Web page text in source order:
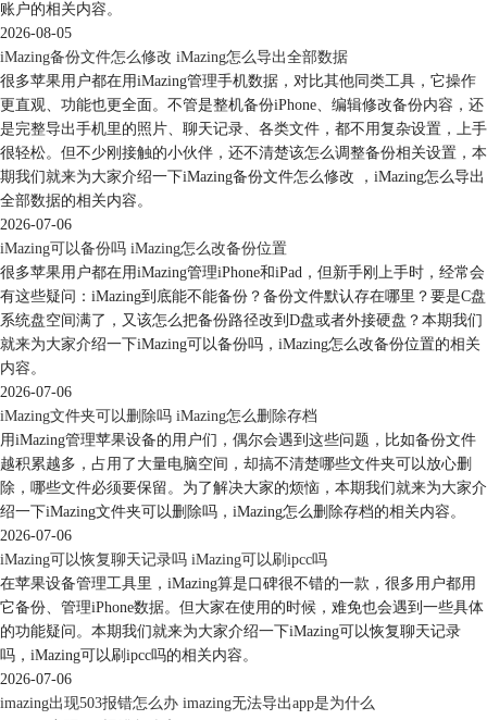
出来」。
1.导入资料到iOS设备
「传进去」顾名思义，就是将电脑上的数据传递到手机里，虽然
iCloud 或第三方云盘也能实现，但基于速度的考量，小编还是更倾向于直
接通过数据线或Wi-Fi进行一对一导入。
举个例子，当大家想要将电脑上的某个PDF文件导入到iOS上的 PDF
Expert 应用中打开，如果是 iTunes，需要进入应用页面，找到 PDF
Expert，再通过下方的添加按钮从电脑中定位到该PDF文件选择确认。
而在 iMazing 上，大家可以以文件夹的形式打开每个应用，然后通过拖拽
或是复制粘贴直接添加文件到对应应用中即可。至于音乐和视频文件，同
样可以直接拖拽添加。当然因为权限限制，我们并不能通过iMazing看到
每个应用里的所有数据，但这显然不影响我们使用iMazing查看某些内
容。
2.将iOS设备中的数据保存到电脑上
账户的相关内容。
2026-08-05
iMazing备份文件怎么修改 iMazing怎么导出全部数据
很多苹果用户都在用iMazing管理手机数据，对比其他同类工具，它操作
更直观、功能也更全面。不管是整机备份iPhone、编辑修改备份内容，还
是完整导出手机里的照片、聊天记录、各类文件，都不用复杂设置，上手
很轻松。但不少刚接触的小伙伴，还不清楚该怎么调整备份相关设置，本
期我们就来为大家介绍一下iMazing备份文件怎么修改 ，iMazing怎么导出
全部数据的相关内容。
2026-07-06
iMazing可以备份吗 iMazing怎么改备份位置
很多苹果用户都在用iMazing管理iPhone和iPad，但新手刚上手时，经常会
有这些疑问：iMazing到底能不能备份？备份文件默认存在哪里？要是C盘
系统盘空间满了，又该怎么把备份路径改到D盘或者外接硬盘？本期我们
就来为大家介绍一下iMazing可以备份吗，iMazing怎么改备份位置的相关
内容。
2026-07-06
iMazing文件夹可以删除吗 iMazing怎么删除存档
用iMazing管理苹果设备的用户们，偶尔会遇到这些问题，比如备份文件
越积累越多，占用了大量电脑空间，却搞不清楚哪些文件夹可以放心删
除，哪些文件必须要保留。为了解决大家的烦恼，本期我们就来为大家介
绍一下iMazing文件夹可以删除吗，iMazing怎么删除存档的相关内容。
2026-07-06
iMazing可以恢复聊天记录吗 iMazing可以刷ipcc吗
在苹果设备管理工具里，iMazing算是口碑很不错的一款，很多用户都用
它备份、管理iPhone数据。但大家在使用的时候，难免也会遇到一些具体
的功能疑问。本期我们就来为大家介绍一下iMazing可以恢复聊天记录
吗，iMazing可以刷ipcc吗的相关内容。
2026-07-06
imazing出现503报错怎么办 imazing无法导出app是为什么